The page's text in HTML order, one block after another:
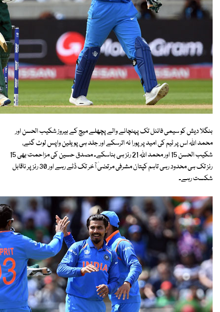
بنگلا دیش کو سیمی فائنل تک پہنچانے والے پچھلے میچ کے ہیروز شکیب الحسن اور
محمد اللہ اس پر ٹیم کی امید پر پورا نہ اترسکے اور جلد ہی پویلین واپس لوٹ گئے،
شکیب الحسن 15 اور محمد اللہ 21 رنز ہی بناسکے۔ مصدق حسین کی مزاحمت بھی 15
رنز تک ہی محدود رہی تاہم کپتان مشرفی مرتضیٰ آخر تک ڈٹے رہے اور 30 رنز پر ناقابل
شکست رہے۔